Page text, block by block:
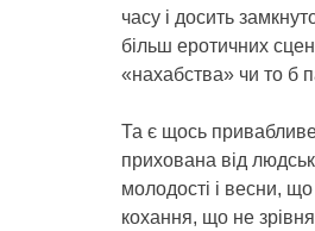
часу і досить
більш еротичних
«нахабства» чи то б
Та є щось
прихована від
молодості і весни,
кохання, що не